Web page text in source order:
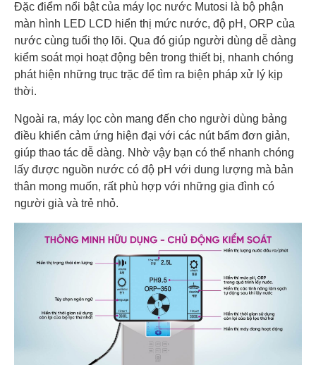
Đặc điểm nổi bật của máy lọc nước Mutosi là bộ phận
màn hình LED LCD hiển thị mức nước, độ pH, ORP của
nước cùng tuổi thọ lõi. Qua đó giúp người dùng dễ dàng
kiểm soát mọi hoạt động bên trong thiết bị, nhanh chóng
phát hiện những trục trặc để tìm ra biện pháp xử lý kịp
thời.
Ngoài ra, máy lọc còn mang đến cho người dùng bảng
điều khiển cảm ứng hiện đại với các nút bấm đơn giản,
giúp thao tác dễ dàng. Nhờ vậy bạn có thể nhanh chóng
lấy được nguồn nước có độ pH với dung lượng mà bản
thân mong muốn, rất phù hợp với những gia đình có
người già và trẻ nhỏ.